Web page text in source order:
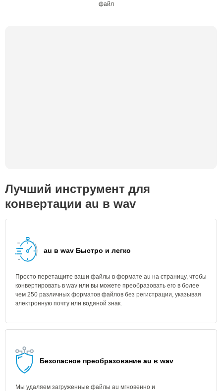
файл
Лучший инструмент для
конвертации au в wav
au в wav Быстро и легко
Просто перетащите ваши файлы в формате au на страницу, чтобы
конвертировать в wav или вы можете преобразовать его в более
чем 250 различных форматов файлов без регистрации, указывая
электронную почту или водяной знак.
Безопасное преобразование au в wav
Мы удаляем загруженные файлы au мгновенно и